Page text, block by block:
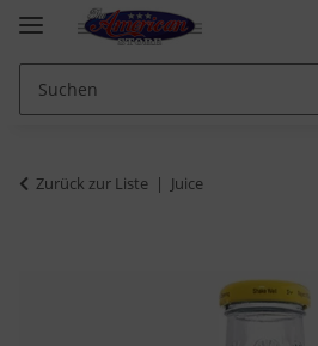
Zurück zur Liste Juice